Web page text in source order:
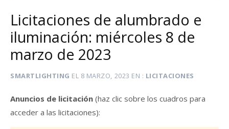
Licitaciones de alumbrado e
iluminación: miércoles 8 de
marzo de 2023
SMARTLIGHTING EL 8 MARZO, 2023 EN LICITACIONES
Anuncios de licitación (haz clic sobre los cuadros para
acceder a las licitaciones):